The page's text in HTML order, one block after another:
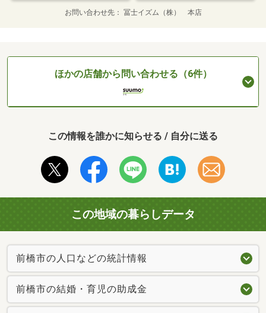
お問い合わせ先 冨士イズム（株） 本店
ほかの店舗から問い合わせる（6件）
この情報を誰かに知らせる / 自分に送る
この地域の暮らしデータ
前橋市の人口などの統計情報
前橋市の結婚・育児の助成金